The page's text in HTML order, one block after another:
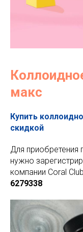
макс
Купить
скидкой
Для приобретения
нужно
компании Coral
6279338